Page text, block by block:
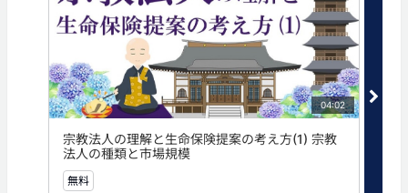
04:02
宗教法人の理解と生命保険提案の考え方(1) 宗教
法人の種類と市場規模
無料